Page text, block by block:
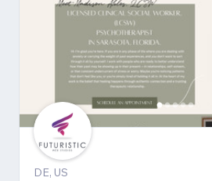
DE, US